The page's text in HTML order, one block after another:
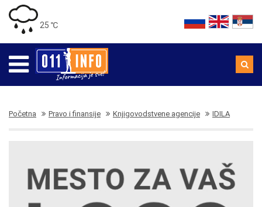
25 ℃
Početna Pravo i finansije Knjigovodstvene agencije IDILA